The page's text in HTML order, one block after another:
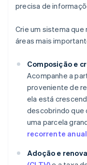
precisa de
Crie um sistema
áreas mais
Composição e
Acompanhe a
proveniente de
ela está
descobrindo que
uma parcela
recorrente anual
Adoção e